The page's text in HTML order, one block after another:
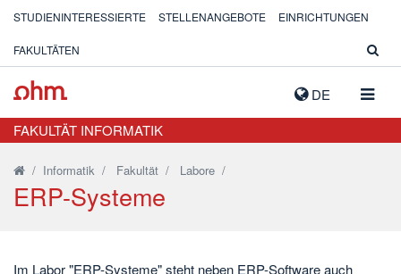
DE
STUDIENINTERESSIERTE STELLENANGEBOTE EINRICHTUNGEN
FAKULTÄTEN
FAKULTÄT INFORMATIK
/ Informatik / Fakultät / Labore /
ERP-Systeme
Im Labor "ERP-Systeme" steht neben ERP-Software auch